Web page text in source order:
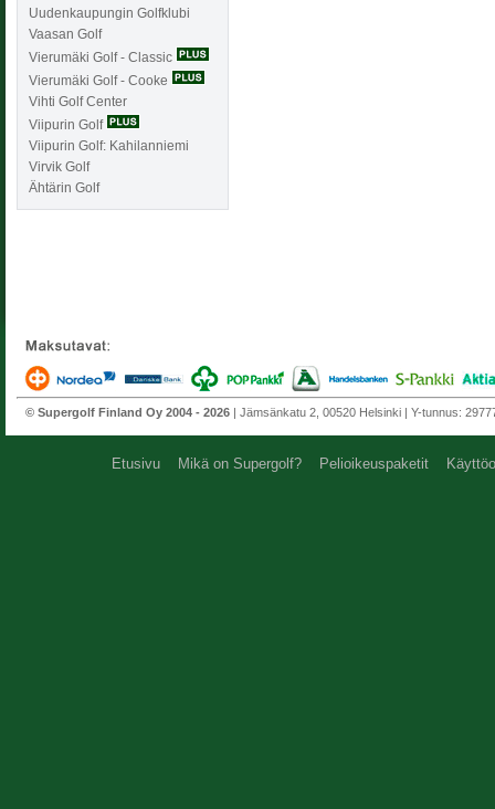
Uudenkaupungin Golfklubi
Vaasan Golf
Vierumäki Golf - Classic
Vierumäki Golf - Cooke
Vihti Golf Center
Viipurin Golf
Viipurin Golf: Kahilanniemi
Virvik Golf
Ähtärin Golf
© Supergolf Finland Oy 2004 - 2026 | Jämsänkatu 2, 00520 Helsinki | Y-tunnus:
Etusivu Mikä on Supergolf? Pelioikeuspaketit